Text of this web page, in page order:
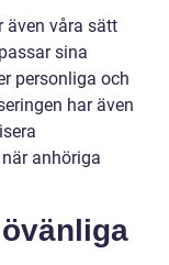
även våra sätt
sina
personliga och
har även
anhöriga